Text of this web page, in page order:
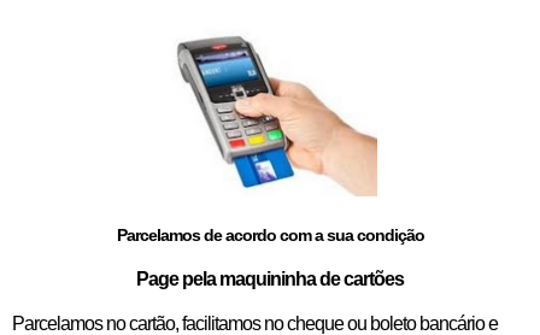
Parcelamos de acordo com a sua condição
Page pela maquininha de cartões
Parcelamos no cartão, facilitamos no cheque ou boleto bancário e